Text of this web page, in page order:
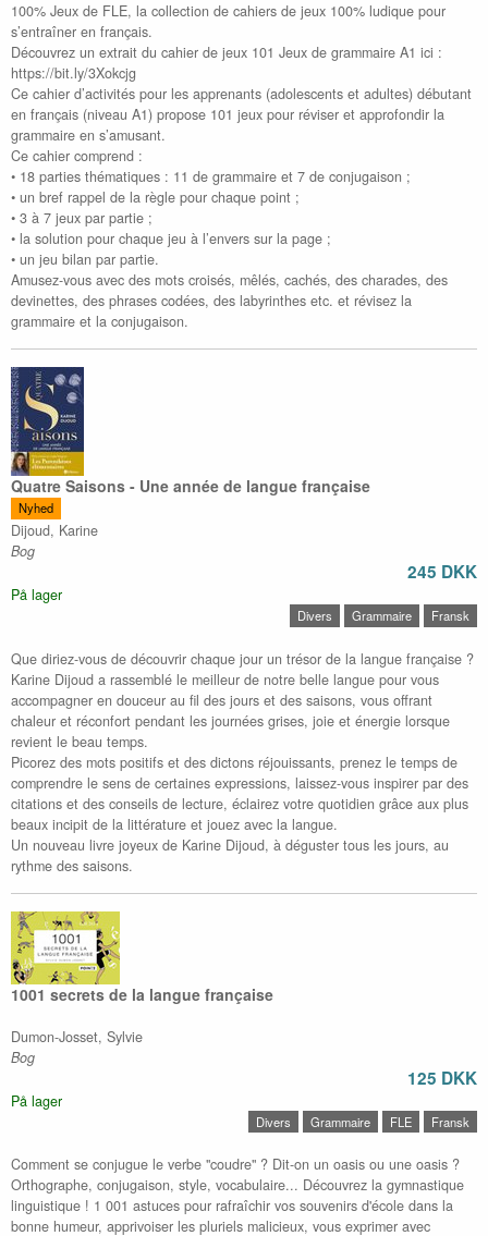
100% Jeux de FLE, la collection de cahiers de jeux 100% ludique pour
s’entraîner en français.
Découvrez un extrait du cahier de jeux 101 Jeux de grammaire A1 ici :
https://bit.ly/3Xokcjg
Ce cahier d’activités pour les apprenants (adolescents et adultes) débutant
en français (niveau A1) propose 101 jeux pour réviser et approfondir la
grammaire en s’amusant.
Ce cahier comprend :
• 18 parties thématiques : 11 de grammaire et 7 de conjugaison ;
• un bref rappel de la règle pour chaque point ;
• 3 à 7 jeux par partie ;
• la solution pour chaque jeu à l’envers sur la page ;
• un jeu bilan par partie.
Amusez-vous avec des mots croisés, mêlés, cachés, des charades, des
devinettes, des phrases codées, des labyrinthes etc. et révisez la
grammaire et la conjugaison.
Quatre Saisons - Une année de langue française
Nyhed
Dijoud, Karine
Bog
245 DKK
På lager
Divers Grammaire Fransk
Que diriez-vous de découvrir chaque jour un trésor de la langue française ?
Karine Dijoud a rassemblé le meilleur de notre belle langue pour vous
accompagner en douceur au fil des jours et des saisons, vous offrant
chaleur et réconfort pendant les journées grises, joie et énergie lorsque
revient le beau temps.
Picorez des mots positifs et des dictons réjouissants, prenez le temps de
comprendre le sens de certaines expressions, laissez-vous inspirer par des
citations et des conseils de lecture, éclairez votre quotidien grâce aux plus
beaux incipit de la littérature et jouez avec la langue.
Un nouveau livre joyeux de Karine Dijoud, à déguster tous les jours, au
rythme des saisons.
1001 secrets de la langue française
Dumon-Josset, Sylvie
Bog
125 DKK
På lager
Divers Grammaire FLE Fransk
Comment se conjugue le verbe "coudre" ? Dit-on un oasis ou une oasis ?
Orthographe, conjugaison, style, vocabulaire... Découvrez la gymnastique
linguistique ! 1 001 astuces pour rafraîchir vos souvenirs d'école dans la
bonne humeur, apprivoiser les pluriels malicieux, vous exprimer avec